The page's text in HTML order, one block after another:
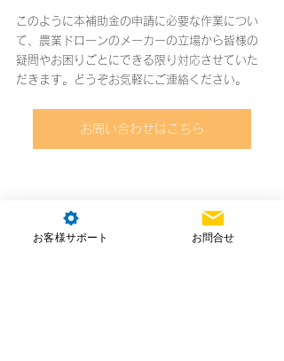
このように本補助金の申請に必要な作業につい
て、農業ドローンのメーカーの立場から皆様の
疑問やお困りごとにできる限り対応させていた
だきます。どうぞお気軽にご連絡ください。
お問い合わせはこちら
お客様サポート お問合せ